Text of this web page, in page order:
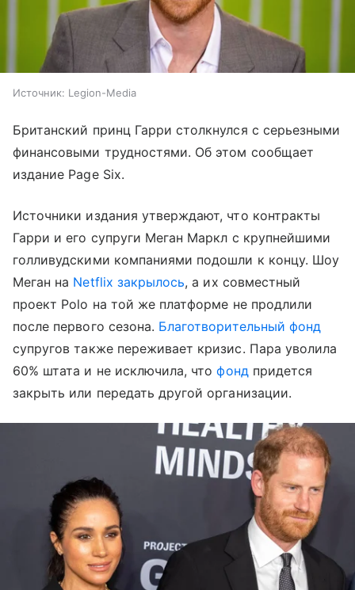
Источник: Legion-Media
Британский принц Гарри столкнулся с серьезными
финансовыми трудностями. Об этом сообщает
издание Page Six.
Источники издания утверждают, что контракты
Гарри и его супруги Меган Маркл с крупнейшими
голливудскими компаниями подошли к концу. Шоу
Меган на Netflix закрылось, а их совместный
проект Polo на той же платформе не продлили
после первого сезона. Благотворительный фонд
супругов также переживает кризис. Пара уволила
60% штата и не исключила, чтофондпридется
закрыть или передать другой организации.